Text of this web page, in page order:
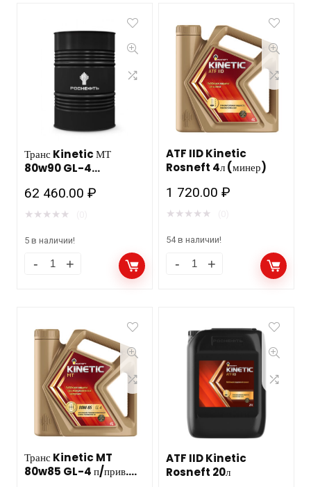
Транс Kinetic МТ
80w90 GL-4
62 460.00₽
★ ★ ★ ★ ★
5 в наличии!
ATF IID Kinetic
Rosneft 4л (минер)
1 720.00₽
★ ★ ★ ★ ★
54 в наличии!
Транс Kinetic MT
80w85 GL-4 п/прив.
ATF IID Kinetic
Rosneft 20л